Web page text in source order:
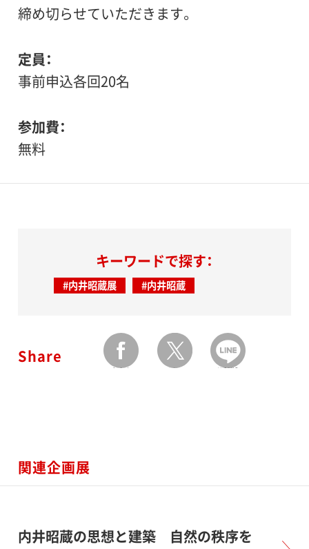
締め切らせていただきます。
定員
事前申込各回20名
参加費
無料
キーワードで探す：
#内井昭蔵展 #内井昭蔵
Share
関連企画展
内井昭蔵の思想と建築 自然の秩序を